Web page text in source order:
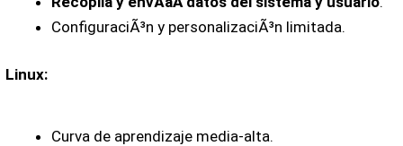
ConfiguraciÃ³n y personalizaciÃ³n limitada.
Linux:
Curva de aprendizaje media-alta.